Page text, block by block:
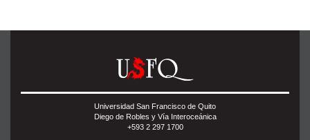
Universidad San Francisco de Quito
Diego de Robles y Vía Interoceánica
+593 2 297 1700